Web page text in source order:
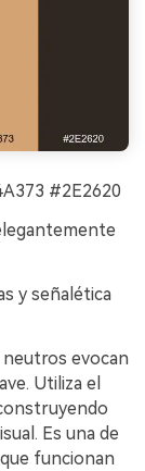
#2E2620
y señalética
evocan
Utiliza el
Es una de
funcionan